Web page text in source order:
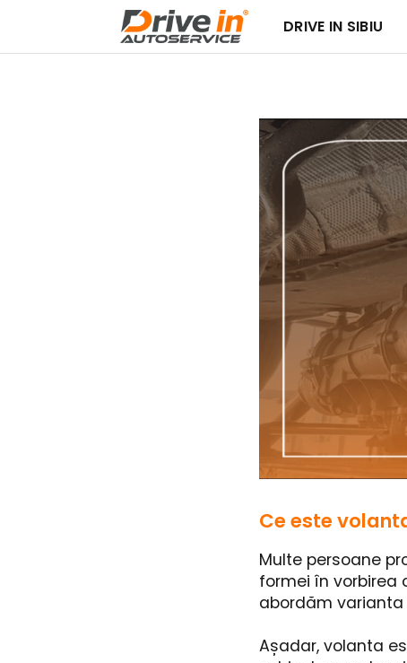
DRIVE IN SIBIU
Ce este
Multe persoane
formei în vorbirea
abordăm varianta
Așadar, volanta